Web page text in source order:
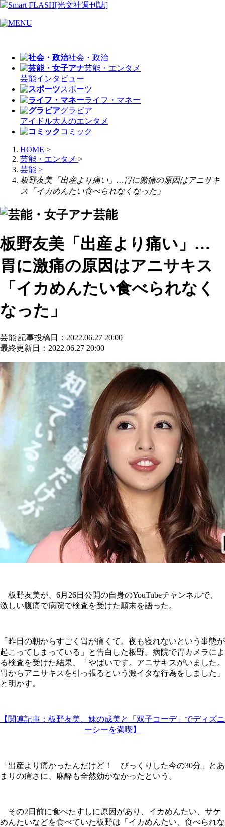
社会・政治
芸能・エンタメ
芸能インタビュー
スポーツ
ライフ・マネー
グラビア
アイドル大人のエンタメ
コミック
HOME >
芸能・エンタメ >
芸能 >
板野友美「出産より痛い」…胃に激痛の原因はアニサキ
ス「イカめんたい食べられなくなった」
芸能
板野友美「出産より痛い」…
胃に激痛の原因はアニサキス
「イカめんたい食べられなく
なった」
芸能 記事投稿日：2022.06.27 20:00
最終更新日：2022.06.27 20:00
板野友美が、6月26日公開の自身のYouTubeチャンネルで、
激しい腹痛で病院で検査を受けた顛末を語った。
「昨日の朝からすごく胃が痛くて。夜も寝れないという事態が
起こってしまっている」と告白した板野。病院で胃カメラによ
る検査を受けた結果、「やばいです。アニサキスがいました。
胃からアニサキスを引っ張るという激イタな行為をしました」
と明かす。
【関連記事：板野友美、妹の成美と「双子コーデ」でディズニ
ーシーを満喫】
「出産より痛かったんだけど！ びっくりした今の30分」とあ
まりの痛さに、麻酔も全然効かなかったという。
その2日前に食べたすしに原因があり、イカめんたい、サケ
めんたいなどを食べていた板野は「イカめんたい、食べられな